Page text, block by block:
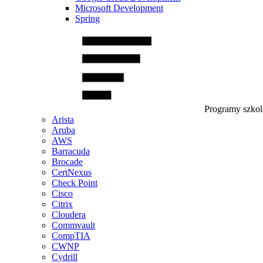
Microsoft Development
Spring
Programy
Arista
Aruba
AWS
Barracuda
Brocade
CertNexus
Check Point
Cisco
Citrix
Cloudera
Commvault
CompTIA
CWNP
Cydrill